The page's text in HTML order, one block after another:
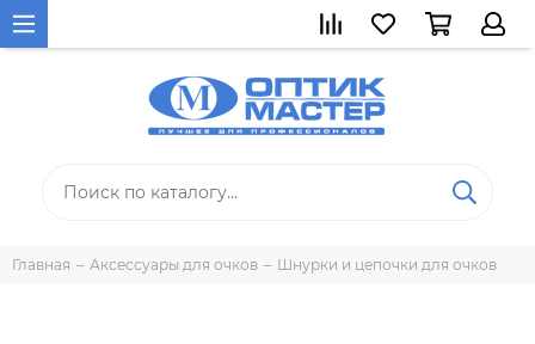
Главная Аксессуары для очков Шнурки и цепочки для очков